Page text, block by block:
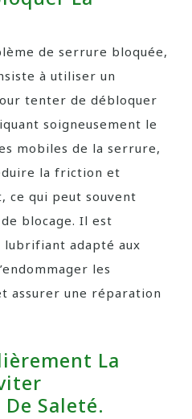
de serrure bloquée,
à utiliser un
tenter de débloquer
soigneusement le
mobiles de la serrure,
la friction et
ce qui peut souvent
blocage. Il est
lubrifiant adapté aux
les
assurer une réparation
La
Saleté.